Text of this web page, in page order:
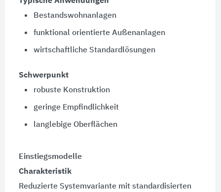
Bestandswohnanlagen
funktional orientierte Außenanlagen
wirtschaftliche Standardlösungen
Schwerpunkt
robuste Konstruktion
geringe Empfindlichkeit
langlebige Oberflächen
Einstiegsmodelle
Charakteristik
Reduzierte Systemvariante mit standardisierten